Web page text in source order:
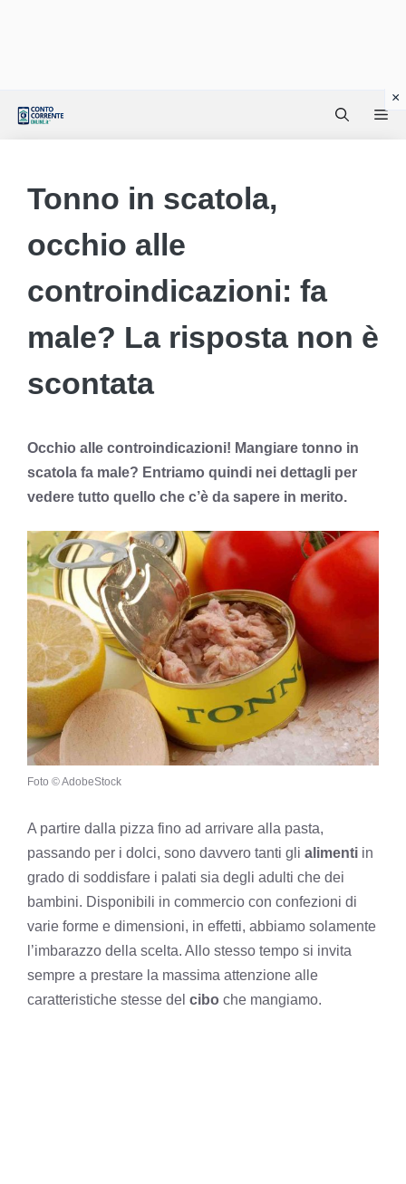
Tonno in scatola,
occhio alle
controindicazioni: fa
male? La risposta non è
scontata
Occhio alle controindicazioni! Mangiare tonno in
scatola fa male? Entriamo quindi nei dettagli per
vedere tutto quello che c’è da sapere in merito.
Foto © AdobeStock
A partire dalla pizza fino ad arrivare alla pasta,
passando per i dolci, sono davvero tanti gli alimenti in
grado di soddisfare i palati sia degli adulti che dei
bambini. Disponibili in commercio con confezioni di
varie forme e dimensioni, in effetti, abbiamo solamente
l’imbarazzo della scelta. Allo stesso tempo si invita
sempre a prestare la massima attenzione alle
caratteristiche stesse del cibo che mangiamo.